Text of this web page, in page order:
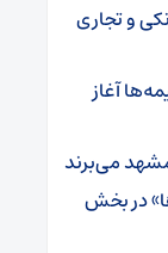
و تجاری
آغاز
مشهد می‌برند
در بخش